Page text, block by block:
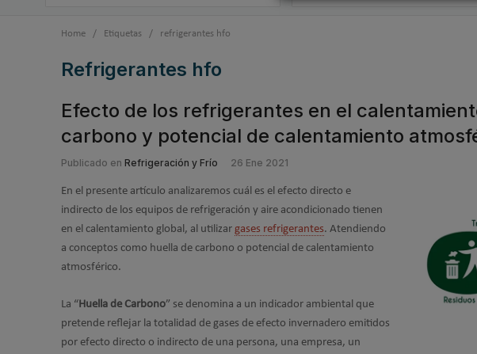
Home / Etiquetas / refrigerantes hfo
refrigerantes hfo
Efecto de los refrigerantes en el
carbono y potencial de calentamiento
Publicado en Refrigeración y Frío 26 Ene 2021
En el presente artículo analizaremos cuál es el efecto directo e
indirecto de los equipos de refrigeración y aire acondicionado tienen
en el calentamiento global, al utilizar gases refrigerantes. Atendiendo
a conceptos como huella de carbono o potencial de calentamiento
atmosférico.
La “Huella de Carbono” se denomina a un indicador ambiental que
pretende reflejar la totalidad de gases de efecto invernadero emitidos
por efecto directo o indirecto de una persona, una empresa, un